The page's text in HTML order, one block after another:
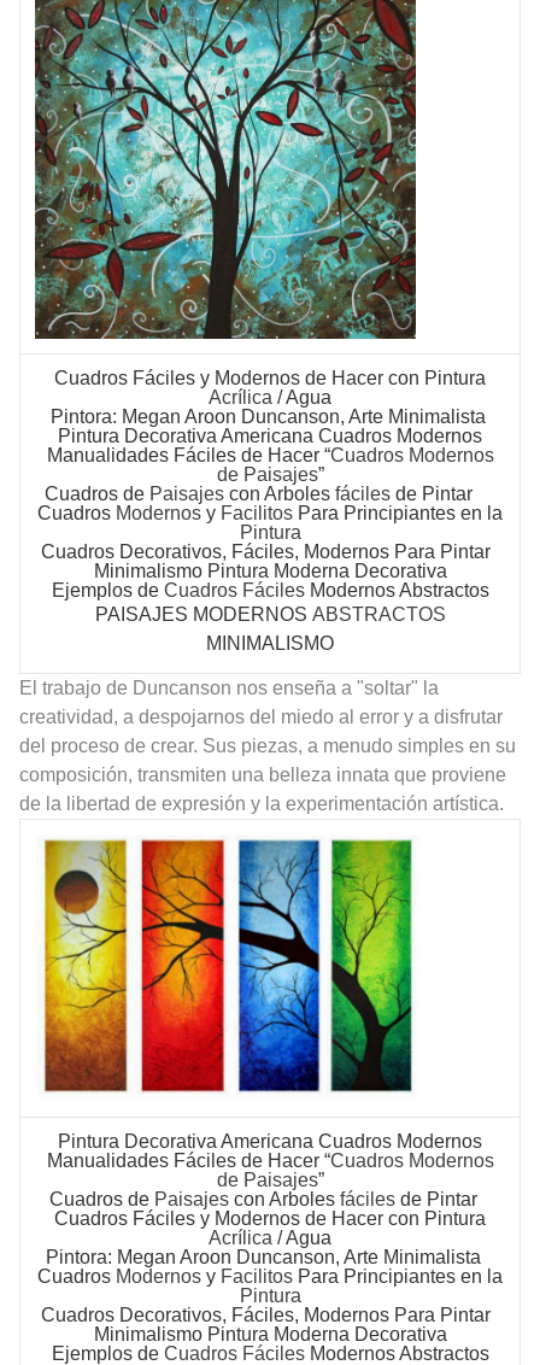
Cuadros Fáciles y Modernos de Hacer con Pintura
Acrílica / Agua
Pintora: Megan Aroon Duncanson, Arte Minimalista
Pintura Decorativa Americana Cuadros Modernos
Manualidades Fáciles de Hacer “Cuadros Modernos
de Paisajes”
Cuadrosde Paisajescon Arboles fácilesde Pintar
Cuadros Modernos y Facilitos Para Principiantes en la
Pintura
Cuadros Decorativos, Fáciles, Modernos Para Pintar
MinimalismoPintura Moderna Decorativa
Ejemplos de Cuadros FácilesModernos Abstractos
PAISAJES MODERNOS ABSTRACTOS
MINIMALISMO
El trabajo de Duncanson nos enseña a "soltar" la
creatividad, a despojarnos del miedo al error y a disfrutar
del proceso de crear. Sus piezas, a menudo simples en su
composición, transmiten una belleza innata que proviene
de la libertad de expresión y la experimentación artística.
Pintura Decorativa Americana Cuadros Modernos
Manualidades Fáciles de Hacer “Cuadros Modernos
de Paisajes”
Cuadrosde Paisajescon Arboles fácilesde Pintar
Cuadros Fáciles y Modernos de Hacer con Pintura
Acrílica / Agua
Pintora: Megan Aroon Duncanson, Arte Minimalista
Cuadros Modernos y Facilitos Para Principiantes en la
Pintura
Cuadros Decorativos, Fáciles, Modernos Para Pintar
MinimalismoPintura Moderna Decorativa
Ejemplos de Cuadros FácilesModernos Abstractos